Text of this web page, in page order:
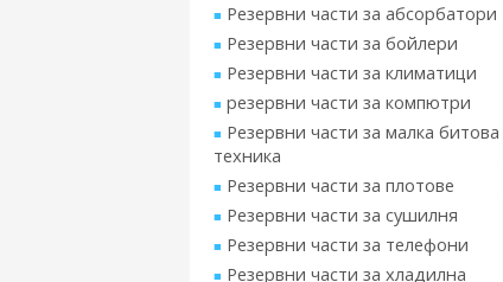
Резервни части за абсорбатори
Резервни части за бойлери
Резервни части за климатици
резервни части за компютри
Резервни части за малка битова
техника
Резервни части за плотове
Резервни части за сушилня
Резервни части за телефони
Резервни части за хладилна